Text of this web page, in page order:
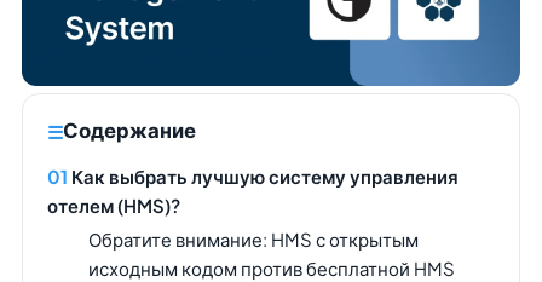
Содержание
Как выбрать лучшую систему управления
отелем (HMS)?
Обратите внимание: HMS с открытым
исходным кодом против бесплатной HMS